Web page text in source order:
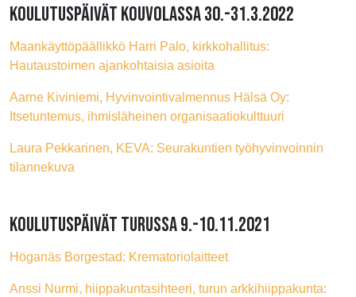
KOULUTUSPÄIVÄT KOUVOLASSA 30.-31.3.2022
Maankäyttöpäällikkö Harri Palo, kirkkohallitus:
Hautaustoimen ajankohtaisia asioita
Aarne Kiviniemi, Hyvinvointivalmennus Hälsä Oy:
Itsetuntemus, ihmisläheinen organisaatiokulttuuri
Laura Pekkarinen, KEVA: Seurakuntien työhyvinvoinnin
tilannekuva
KOULUTUSPÄIVÄT TURUSSA 9.-10.11.2021
Höganäs Borgestad: Krematoriolaitteet
Anssi Nurmi, hiippakuntasihteeri, turun arkkihiippakunta: